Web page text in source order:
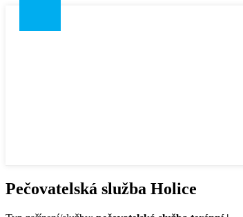
Pečovatelská služba Holice